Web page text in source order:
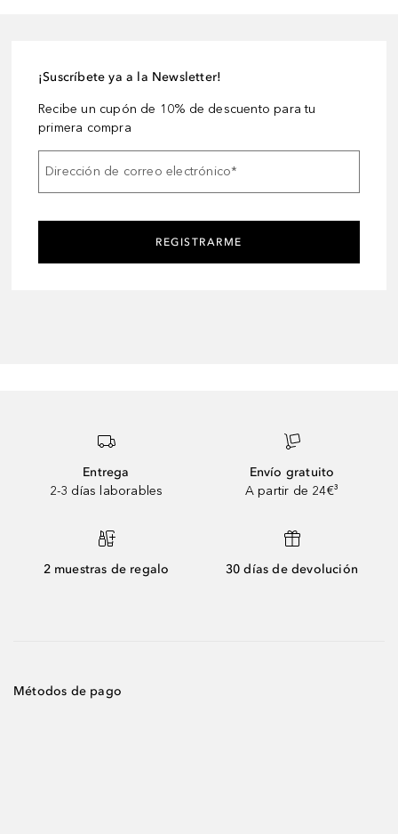
¡Suscríbete ya a la Newsletter!
Recibe un cupón de 10% de descuento para tu
primera compra
Dirección de correo electrónico*
REGISTRARME
Entrega
2-3 días laborables
Envío gratuito
A partir de 24€³
2 muestras de regalo 30 días de devolución
Métodos de pago